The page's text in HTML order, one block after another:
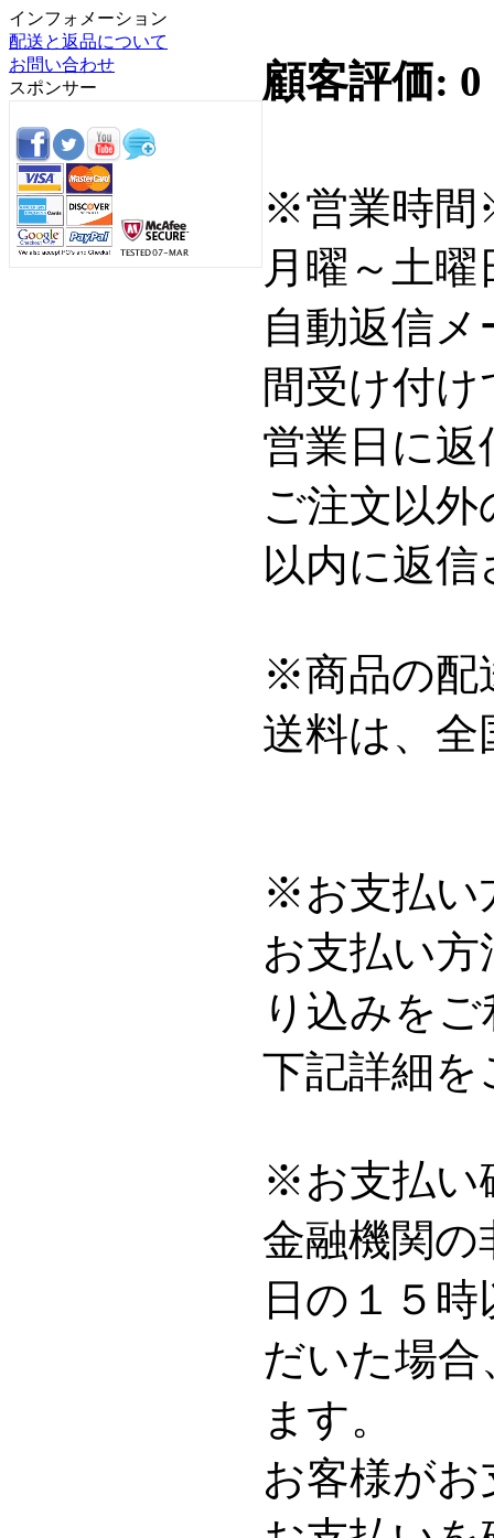
インフォメーション
配送と返品について
お問い合わせ
スポンサー
顧客評価: 0
※営業時
月曜～土
自動返信
間受け付
営業日に
ご注文以
以内に返
※商品の
送料は、全
※お支払
お支払い
り込みを
下記詳細
※お支払い
金融機関
日の１５
だいた場
ます。
お客様が